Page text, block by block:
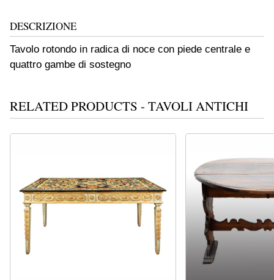
DESCRIZIONE
Tavolo rotondo in radica di noce con piede centrale e
quattro gambe di sostegno
RELATED PRODUCTS - TAVOLI ANTICHI